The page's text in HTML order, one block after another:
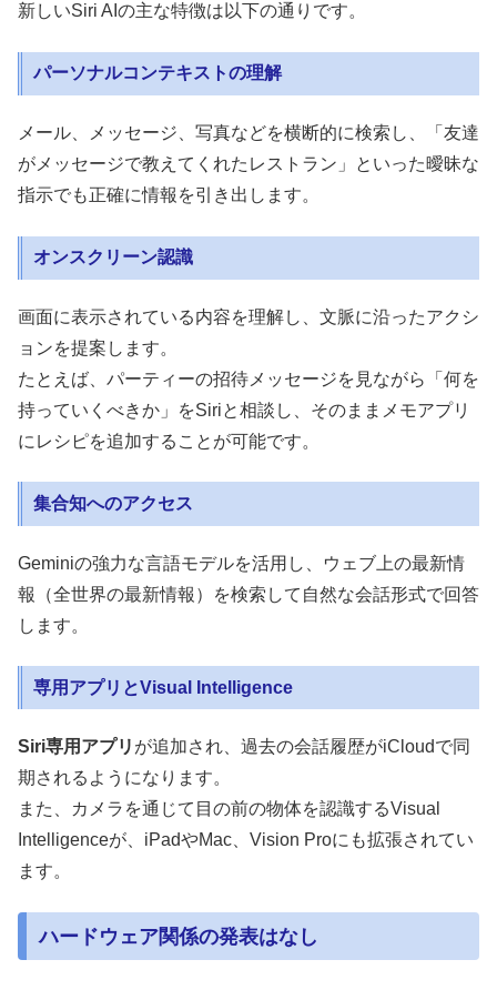
新しいSiri AIの主な特徴は以下の通りです。
パーソナルコンテキストの理解
メール、メッセージ、写真などを横断的に検索し、「友達
がメッセージで教えてくれたレストラン」といった曖昧な
指示でも正確に情報を引き出します。
オンスクリーン認識
画面に表示されている内容を理解し、文脈に沿ったアクシ
ョンを提案します。
たとえば、パーティーの招待メッセージを見ながら「何を
持っていくべきか」をSiriと相談し、そのままメモアプリ
にレシピを追加することが可能です。
集合知へのアクセス
Geminiの強力な言語モデルを活用し、ウェブ上の最新情
報（全世界の最新情報）を検索して自然な会話形式で回答
します。
専用アプリとVisual Intelligence
Siri専用アプリ が追加され、過去の会話履歴がiCloudで同
期されるようになります。
また、カメラを通じて目の前の物体を認識するVisual
Intelligenceが、iPadやMac、Vision Proにも拡張されてい
ます。
ハードウェア関係の発表はなし